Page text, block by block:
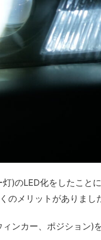
)のLED化をしたこと
メリットがありまし
ンカー、ポジション)